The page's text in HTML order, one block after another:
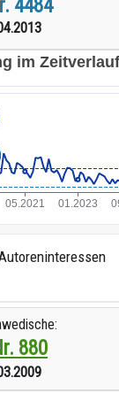
4484
880